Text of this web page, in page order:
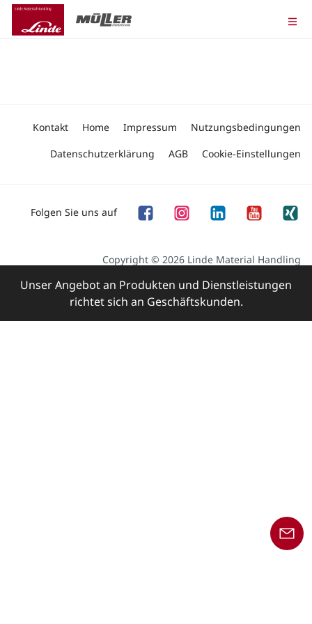
Kontakt Home Impressum
Nutzungsbedingungen
Datenschutzerklärung
AGB Cookie-Einstellungen
Folgen Sie uns auf
Copyright © 2026 Linde Material Handling
Unser Angebot an Produkten und Dienstleistungen
richtet sich an Geschäftskunden.